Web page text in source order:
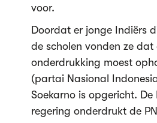
voor.
Doordat er jonge Indiërs
de scholen vonden ze dat
onderdrukking moest
(partai Nasional
Soekarno is opgericht. De
regering onderdrukt de PNI